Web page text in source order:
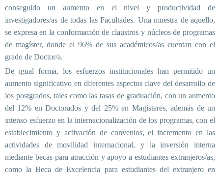
conseguido un aumento en el nivel y productividad de
investigadores/as de todas las Facultades. Una muestra de aquello,
se expresa en la conformación de claustros y núcleos de programas
de magíster, donde el 96% de sus académicos/as cuentan con el
grado de Doctor/a.
De igual forma, los esfuerzos institucionales han permitido un
aumento significativo en diferentes aspectos clave del desarrollo de
los postgrados, tales como las tasas de graduación, con un aumento
del 12% en Doctorados y del 25% en Magísteres, además de un
intenso esfuerzo en la internacionalización de los programas, con el
establecimiento y activación de convenios, el incremento en las
actividades de movilidad internacional, y la inversión interna
mediante becas para atracción y apoyo a estudiantes extranjeros/as,
como la Beca de Excelencia para estudiantes del extranjero en